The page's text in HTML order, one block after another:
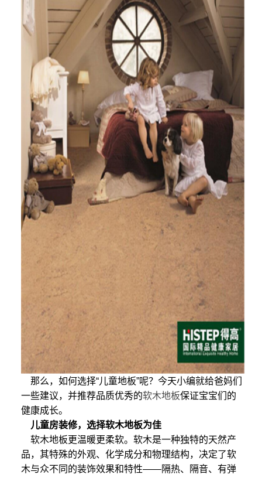
那么，如何选择“儿童地板”呢？今天小编就给爸妈们
一些建议，并推荐品质优秀的软木地板保证宝宝们的
健康成长。
儿童房装修，选择软木地板为佳
软木地板更温暖更柔软。软木是一种独特的天然产
品，其特殊的外观、化学成分和物理结构，决定了软
木与众不同的装饰效果和特性——隔热、隔音、有弹